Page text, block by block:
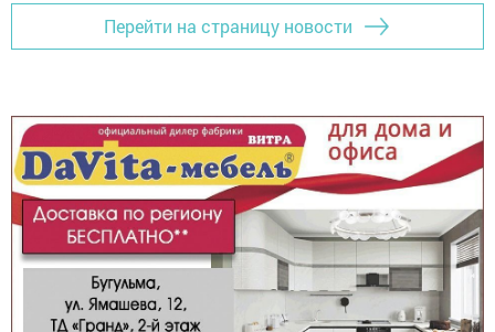
Перейти на страницу новости